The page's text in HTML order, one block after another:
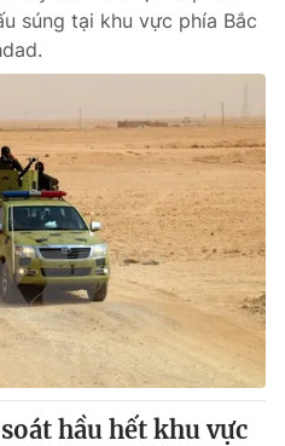
súng tại khu vực phía Bắc
hầu hết khu vực